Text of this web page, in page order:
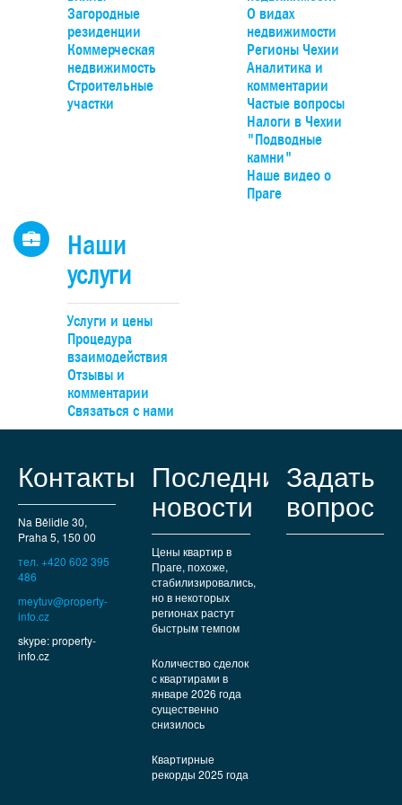
асфальтированной дороге. Проект «Панорама
расположен на границе с лесом (окраина поселка) с
панорамным видом на долину, Чешский крас и
парк Гржебени. До Праги можно добраться на
20 минут по автомагистрали D4, удобно – на поезде
Смиховского или Главного вокзалов.
Загородные
резиденции
Коммерческая
недвижимость
Строительные
участки
О видах
недвижимости
Регионы Чехии
Аналитика и
комментарии
Частые вопросы
Налоги в Чехии
"Подводные
камни"
Наше видео о
Праге
Наши
услуги
Услуги и цены
Процедура
взаимодействия
Отзывы и
комментарии
Связаться с нами
Контакты
Na Bělidle 30,
Praha 5, 150 00
тел. +420 602 395
486
meytuv@property-
info.cz
skype: property-
info.cz
Последние
новости
Цены квартир в
Праге, похоже,
стабилизировались,
но в некоторых
регионах растут
быстрым темпом
Количество сделок
с квартирами в
январе 2026 года
существенно
снизилось
Квартирные
рекорды 2025 года
Задать
вопрос